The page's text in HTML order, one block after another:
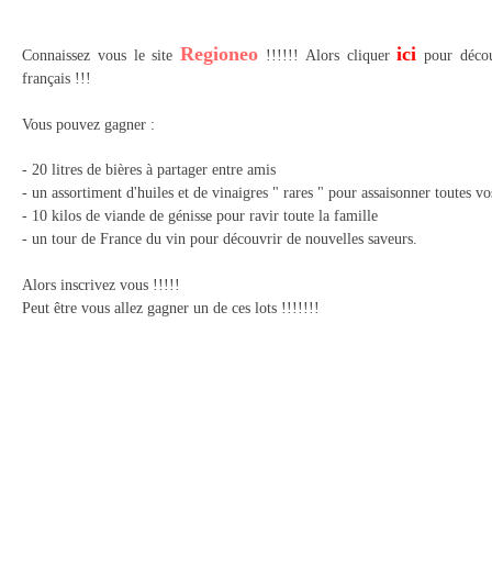
Connaissez vous le siteRegioneo !!!!!! Alors cliquerici pour
français !!!
Vous pouvez gagner :
- 20 litres de bières à partager entre amis
- un assortiment d'huiles et de vinaigres " rares " pour assaisonner toutes
- 10 kilos de viande de génisse pour ravir toute la famille
- un tour de France du vin pour découvrir de nouvelles saveurs.
Alors inscrivez vous !!!!!
Peut être vous allez gagner un de ces lots !!!!!!!